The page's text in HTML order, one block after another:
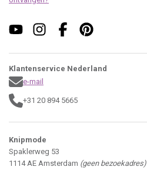
Klantenservice Nederland
e-mail
+31 20 894 5665
Knipmode
Spaklerweg 53
1114 AE Amsterdam (geen bezoekadres)